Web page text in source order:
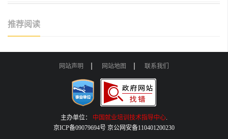
推荐阅读
网站声明 网站地图 联系我们
主办单位： 中国就业培训技术指导中心.
京ICP备09079694号 京公网安备110401200230